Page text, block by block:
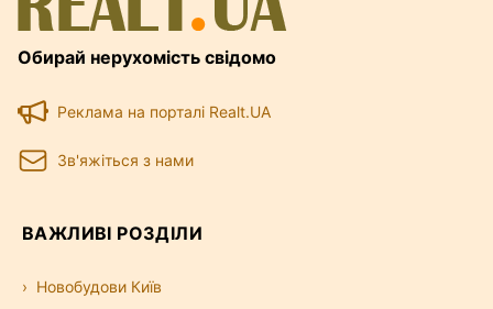
Обирай нерухомість свідомо
Реклама на порталі Realt.UA
Зв'яжіться з нами
ВАЖЛИВІ РОЗДІЛИ
Новобудови Київ